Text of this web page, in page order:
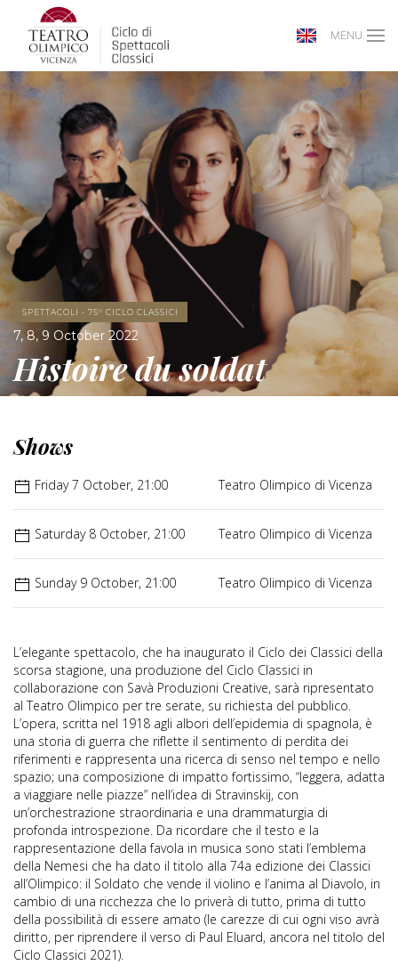
MENU
SPETTACOLI - 75° CICLO CLASSICI
7, 8, 9 October 2022
Histoire du soldat
Shows
Friday 7 October, 21:00 Teatro Olimpico di Vicenza
Saturday 8 October, 21:00 Teatro Olimpico di Vicenza
Sunday 9 October, 21:00 Teatro Olimpico di Vicenza
L’elegante spettacolo, che ha inaugurato il Ciclo dei Classici della
scorsa stagione, una produzione del Ciclo Classici in
collaborazione con Savà Produzioni Creative, sarà ripresentato
al Teatro Olimpico per tre serate, su richiesta del pubblico.
L’opera, scritta nel 1918 agli albori dell’epidemia di spagnola, è
una storia di guerra che riflette il sentimento di perdita dei
riferimenti e rappresenta una ricerca di senso nel tempo e nello
spazio; una composizione di impatto fortissimo, “leggera, adatta
a viaggiare nelle piazze” nell’idea di Stravinskij, con
un’orchestrazione straordinaria e una drammaturgia di
profonda introspezione. Da ricordare che il testo e la
rappresentazione della favola in musica sono stati l’emblema
della Nemesi che ha dato il titolo alla 74a edizione dei Classici
all’Olimpico: il Soldato che vende il violino e l’anima al Diavolo, in
cambio di una ricchezza che lo priverà di tutto, prima di tutto
della possibilità di essere amato (le carezze di cui ogni viso avrà
diritto, per riprendere il verso di Paul Eluard, ancora nel titolo del
Ciclo Classici 2021).